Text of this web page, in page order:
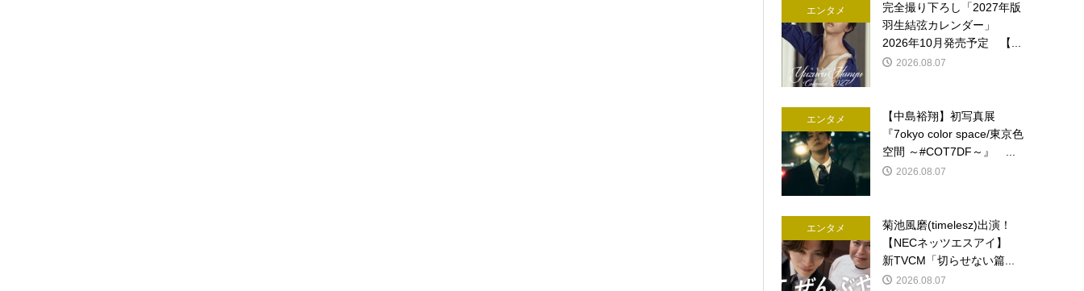
エンタメ
完全撮り下ろし「2027年版
羽生結弦カレンダー」
2026年10月発売予定 【...
2026.08.07
エンタメ
【中島裕翔】初写真展
『7okyo color space/東京色
空間 ～#COT7DF～』 ...
2026.08.07
エンタメ
菊池風磨(timelesz)出演！
【NECネッツエスアイ】
新TVCM「切らせない篇...
2026.08.07